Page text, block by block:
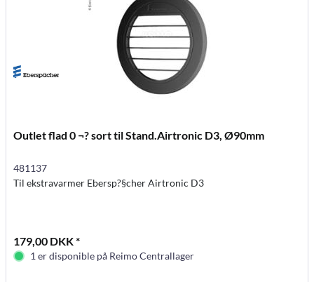
Outlet flad 0 ¬? sort til Stand.Airtronic D3, Ø90mm
481137
Til ekstravarmer Ebersp?§cher Airtronic D3
179,00 DKK *
1 er disponible på Reimo Centrallager